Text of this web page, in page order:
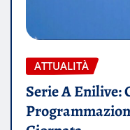
ATTUALITÀ
Serie A Enilive: